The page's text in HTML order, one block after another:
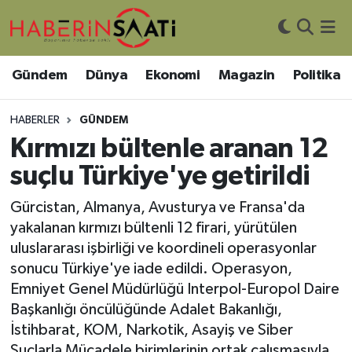
Gündem Dünya Ekonomi Magazin Politika
HABERLER GÜNDEM
Kırmızı bültenle aranan 12
suçlu Türkiye'ye getirildi
Gürcistan, Almanya, Avusturya ve Fransa'da
yakalanan kırmızı bültenli 12 firari, yürütülen
uluslararası işbirliği ve koordineli operasyonlar
sonucu Türkiye'ye iade edildi. Operasyon,
Emniyet Genel Müdürlüğü Interpol-Europol Daire
Başkanlığı öncülüğünde Adalet Bakanlığı,
İstihbarat, KOM, Narkotik, Asayiş ve Siber
Asayiş
Bilim ve Teknoloji
DIŞ HABER
Dünya
Eğitim
Ekonomi
Genel
Nöbetçi Eczaneler
Hava Durumu
Trafik Durumu
Süper Lig Puan Durumu ve Fikstür
Tüm Manşetler
Son Dakika Haberleri
Haber Arşivi